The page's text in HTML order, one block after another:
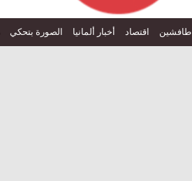
طافشين اقتصاد أخبار ألمانيا الصورة بتحكي